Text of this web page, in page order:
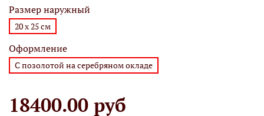
Размер наружный
20 х 25 см
Оформление
С позолотой на серебряном окладе
18400.00 руб